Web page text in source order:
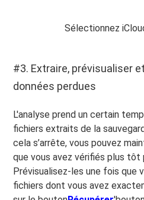
Sélectionnez
#3. Extraire, prévisualiser
données perdues
L'analyse prend un certain
fichiers extraits de la
cela s’arrête, vous pouvez
que vous avez vérifiés plus tôt
Prévisualisez-les une fois que
fichiers dont vous avez